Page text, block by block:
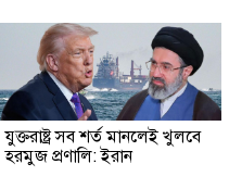
যুক্তরাষ্ট্র সব শর্ত মানলেই খুলবে
হরমুজ প্রণালি: ইরান